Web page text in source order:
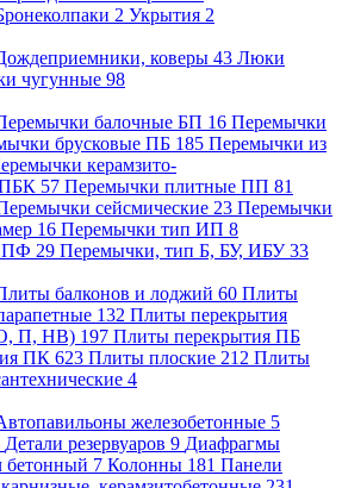
2 Укрытия 2
коверы 43 Люки
чугунные 98
балочные БП 16 Перемычки
брусковые ПБ 185 Перемычки из
керамзито-
ПБК 57 Перемычки плитные ПП 81
сейсмические 23 Перемычки
16 Перемычки тип ИП 8
ПФ 29 Перемычки, тип Б, БУ, ИБУ 33
балконов и лоджий 60 Плиты
132 Плиты перекрытия
П, НВ) 197 Плиты перекрытия ПБ
ПК 623 Плиты плоские 212 Плиты
4
железобетонные 5
Детали резервуаров 9 Диафрагмы
бетонный 7 Колонны 181 Панели